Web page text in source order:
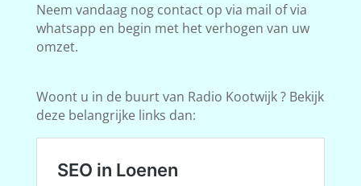
Neem vandaag nog contact op via mail of via
whatsapp en begin met het verhogen van uw
omzet.
Woont u in de buurt van Radio Kootwijk ? Bekijk
deze belangrijke links dan: